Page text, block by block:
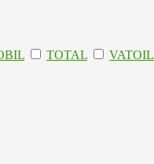
TOTAL
VATOIL